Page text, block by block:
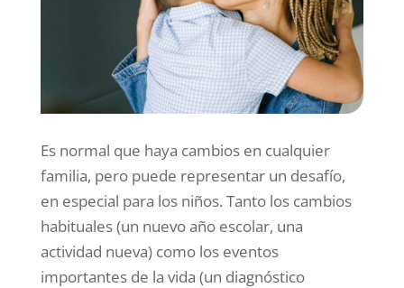
Es normal que haya cambios en cualquier
familia, pero puede representar un desafío,
en especial para los niños. Tanto los cambios
habituales (un nuevo año escolar, una
actividad nueva) como los eventos
importantes de la vida (un diagnóstico